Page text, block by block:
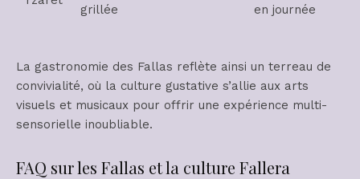
grillée
en journée
La gastronomie des Fallas reflète ainsi un terreau de
convivialité, où la culture gustative s’allie aux arts
visuels et musicaux pour offrir une expérience multi-
sensorielle inoubliable.
FAQ sur les Fallas et la culture Fallera